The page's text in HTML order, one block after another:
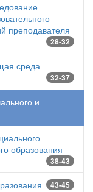
преподавателя
28-32
среда
32-37
и
образования
38-43
43-45